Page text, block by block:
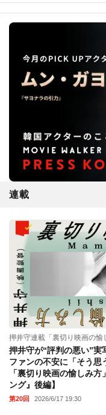
連載
押井守連載「裏切り映画の愉
押井守が“評判の悪い”実
ファンの不安に「そう思
「裏切り映画の愉しみ
ング』後編】
第20回 2026/6/17 19:30